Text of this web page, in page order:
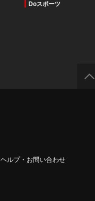
Doスポーツ
ヘルプ・お問い合わせ